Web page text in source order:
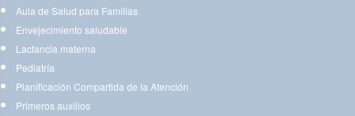
Aula de Salud para Familias
Envejecimiento saludable
Lactancia materna
Pediatría
Planificación Compartida de la Atención
Primeros auxilios